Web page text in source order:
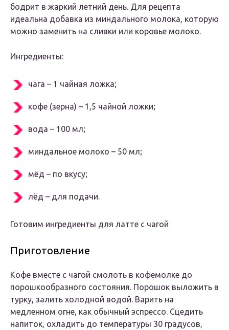
бодрит в жаркий летний день. Для рецепта
идеальна добавка из миндального молока, которую
можно заменить на сливки или коровье молоко.
Ингредиенты:
чага – 1 чайная ложка;
кофе (зерна) – 1,5 чайной ложки;
вода – 100 мл;
миндальное молоко – 50 мл;
мёд – по вкусу;
лёд – для подачи.
Готовим ингредиенты для латте с чагой
Приготовление
Кофе вместе с чагой смолоть в кофемолке до
порошкообразного состояния. Порошок выложить в
турку, залить холодной водой. Варить на
медленном огне, как обычный эспрессо. Сцедить
напиток, охладить до температуры 30 градусов,